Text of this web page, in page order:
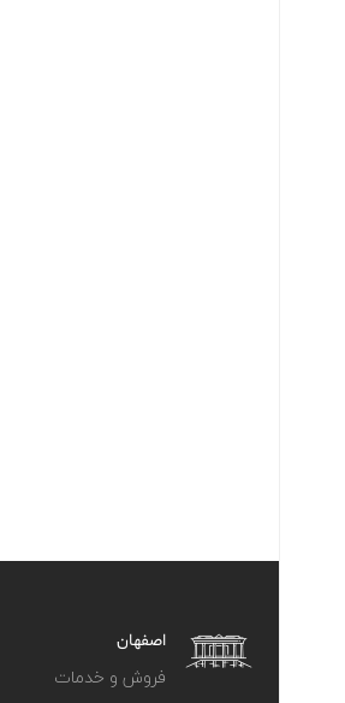
اصفهان
فروش و خدمات